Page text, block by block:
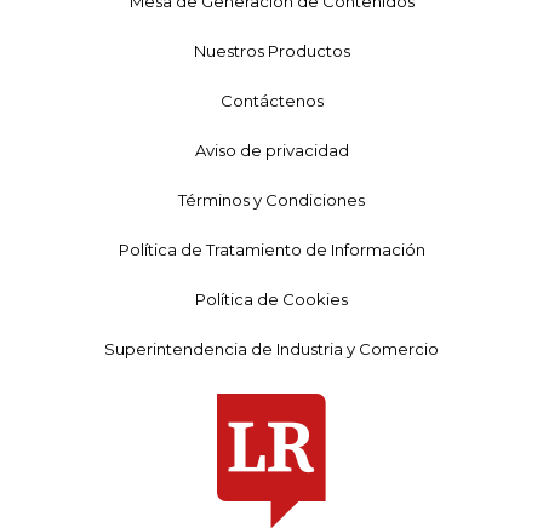
Nuestros Productos
Contáctenos
Aviso de privacidad
Términos y Condiciones
Política de Tratamiento de Información
Política de Cookies
Superintendencia de Industria y Comercio